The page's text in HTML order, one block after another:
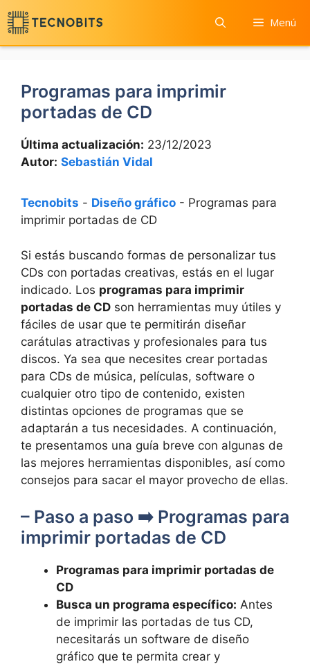
Saltar
al
contenido
Menú
Programas para imprimir
portadas de CD
Última actualización: 23/12/2023
Autor: Sebastián Vidal
Tecnobits - Diseño gráfico - Programas para
imprimir portadas de CD
Si estás buscando formas⁤ de personalizar tus
CDs con portadas creativas, estás en el lugar
indicado. Los programas para imprimir
portadas de CD son herramientas ‌muy útiles y
⁢fáciles de usar que te permitirán diseñar
carátulas atractivas y profesionales para tus
⁤discos. Ya sea⁤ que necesites crear portadas
para⁢ CDs de música, películas, software o
cualquier otro tipo de contenido, existen
distintas opciones de programas que se
adaptarán a tus necesidades. A continuación,
te presentamos⁣ una guía⁤ breve con algunas de
las mejores herramientas disponibles, así ⁤como
consejos para sacar el mayor provecho de ellas.
– Paso a paso ➡️ Programas para
imprimir​ portadas de CD
Programas para imprimir portadas de
CD
Busca un programa específico: Antes
de ‌imprimir las​ portadas de tus CD,
necesitarás un ​software‌ de diseño
gráfico que te permita crear y